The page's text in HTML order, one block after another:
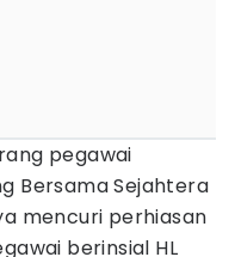
pegawai
Bersama Sejahtera
mencuri perhiasan
berinsial HL